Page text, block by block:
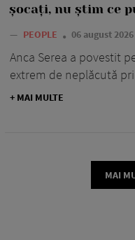
șocați, nu știm ce
— PEOPLE 06 august 2026
Anca Serea a povestit
extrem de neplăcută
+ MAI MULTE
MAI